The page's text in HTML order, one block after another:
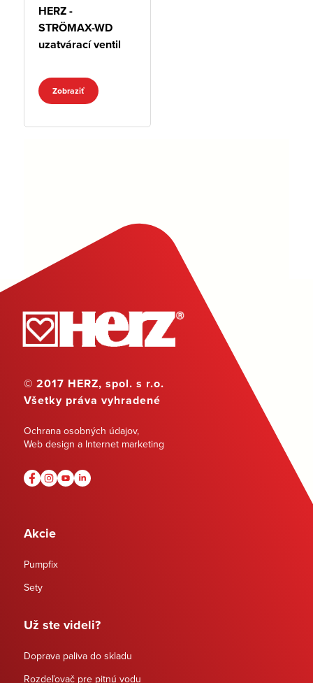
HERZ -
STRÖMAX-WD
uzatvárací ventil
Zobraziť
© 2017 HERZ, spol. s r.o.
Všetky práva vyhradené
Ochrana osobných údajov,
Web design a Internet marketing
Akcie
Pumpfix
Sety
Už ste videli?
Doprava paliva do skladu
Rozdeľovač pre pitnú vodu